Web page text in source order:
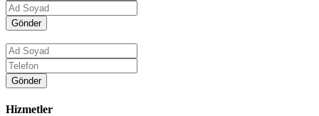
Gönder
Gönder
Hizmetler